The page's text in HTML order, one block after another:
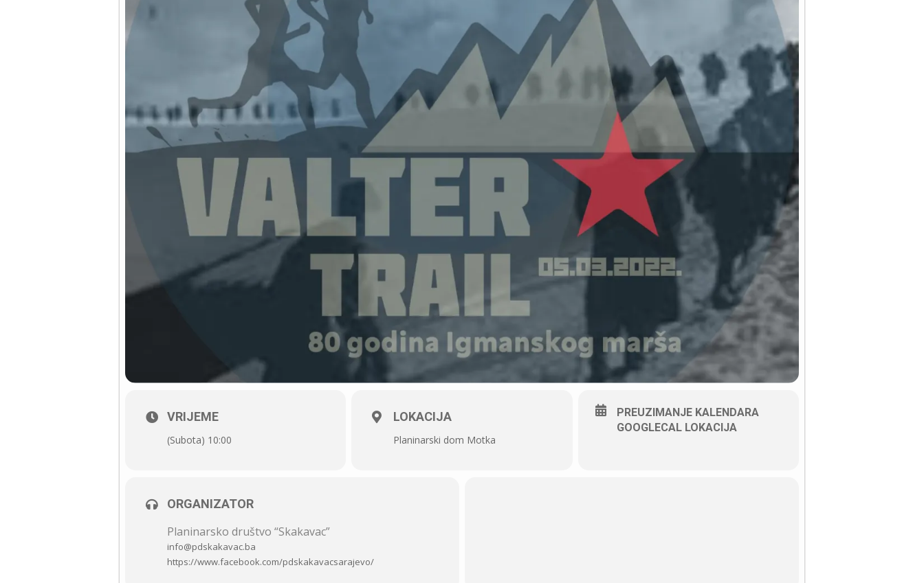
VRIJEME
(Subota) 10:00
LOKACIJA
Planinarski dom Motka
PREUZIMANJE KALENDARA
GOOGLECAL LOKACIJA
ORGANIZATOR
Planinarsko društvo “Skakavac”
info@pdskakavac.ba
https://www.facebook.com/pdskakavacsarajevo/